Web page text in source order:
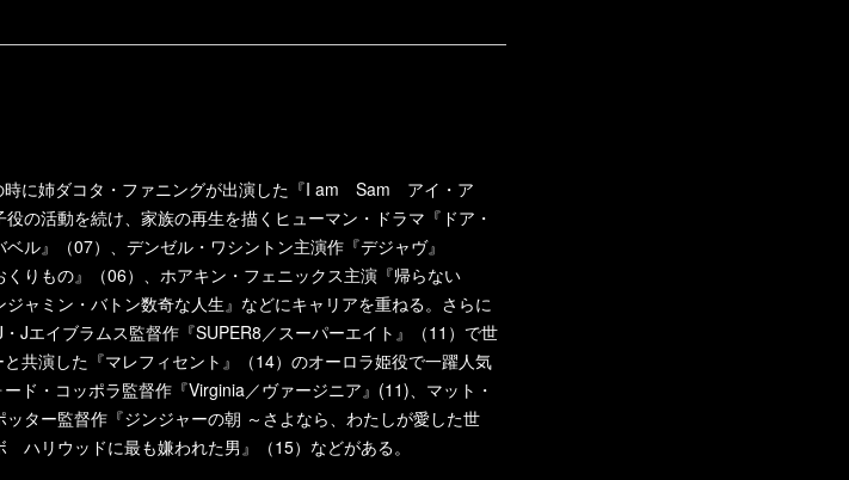
時に姉ダコタ・ファニングが出演した『I am Sam アイ・ア
の活動を続け、家族の再生を描くヒューマン・ドラマ『ドア・
ル』（07）、デンゼル・ワシントン主演作『デジャヴ』
りもの』（06）、ホアキン・フェニックス主演『帰らない
ャミン・バトン数奇な人生』などにキャリアを重ねる。さらに
Jエイブラムス監督作『SUPER8／スーパーエイト』（11）で世
共演した『マレフィセント』（14）のオーロラ姫役で一躍人気
ド・コッポラ監督作『Virginia／ヴァージニア』(11)、マット・
ター監督作『ジンジャーの朝 ～さよなら、わたしが愛した世
リウッドに最も嫌われた男』（15）などがある。